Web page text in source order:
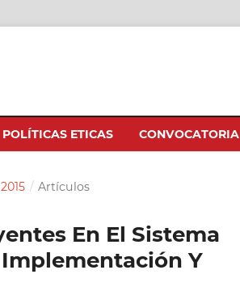
POLÍTICAS ETICAS CONVOCATORIA
/ Artículos
En El Sistema
Y